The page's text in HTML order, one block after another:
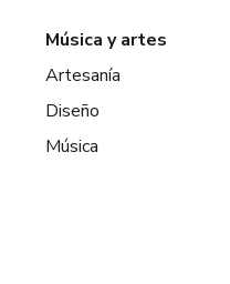
Música y artes
Artesanía
Diseño
Música